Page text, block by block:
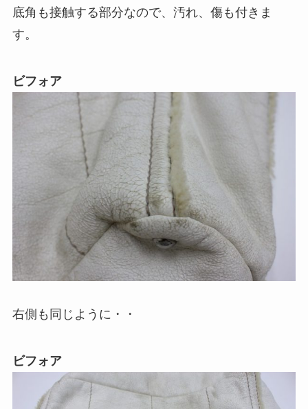
底角も接触する部分なので、汚れ、傷も付きま
す。
ビフォア
右側も同じように・・
ビフォア